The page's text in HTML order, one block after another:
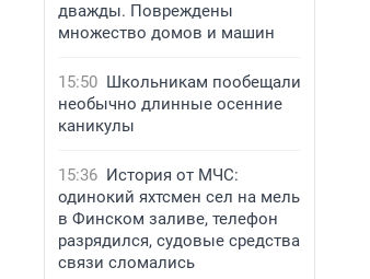
дважды. Повреждены
множество домов и машин
15:50 Школьникам пообещали
необычно длинные осенние
каникулы
15:36 История от МЧС:
одинокий яхтсмен сел на мель
в Финском заливе, телефон
разрядился, судовые средства
связи сломались